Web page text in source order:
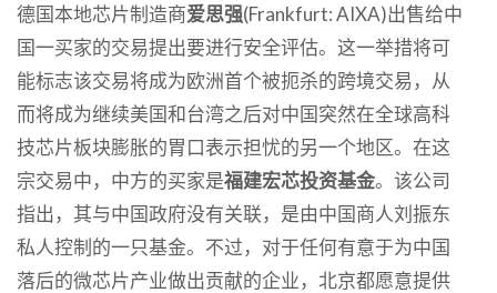
德国本地芯片制造商爱思强(Frankfurt: AIXA)出售给中
国一买家的交易提出要进行安全评估。这一举措将可
能标志该交易将成为欧洲首个被扼杀的跨境交易，从
而将成为继续美国和台湾之后对中国突然在全球高科
技芯片板块膨胀的胃口表示担忧的另一个地区。在这
宗交易中，中方的买家是福建宏芯投资基金。该公司
指出，其与中国政府没有关联，是由中国商人刘振东
私人控制的一只基金。不过，对于任何有意于为中国
落后的微芯片产业做出贡献的企业，北京都愿意提供